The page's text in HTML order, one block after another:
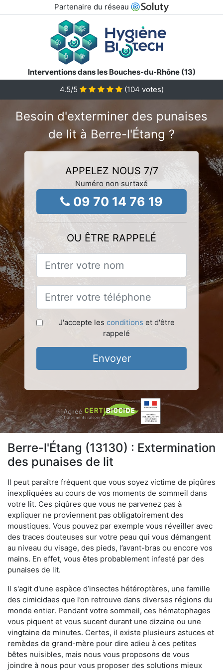
Partenaire du réseau
Interventions dans les Bouches-du-Rhône (13)
4.5/5 (104 votes)
Besoin d'exterminer des punaises
de lit à Berre-l'Étang ?
APPELEZ NOUS 7/7
Numéro non surtaxé
09 70 14 76 19
OU ÊTRE RAPPELÉ
J'accepte les conditions et d'être
rappelé
Envoyer
Berre-l'Étang (13130) : Extermination
des punaises de lit
Il peut paraître fréquent que vous soyez victime de piqûres
inexpliquées au cours de vos moments de sommeil dans
votre lit. Ces piqûres que vous ne parvenez pas à
expliquer ne proviennent pas obligatoirement des
moustiques. Vous pouvez par exemple vous réveiller avec
des traces douteuses sur votre peau qui vous démangent
au niveau du visage, des pieds, l’avant-bras ou encore vos
mains. En effet, vous êtes probablement infesté par des
punaises de lit.
Il s'agit d'une espèce d’insectes hétéroptères, une famille
des cimicidaes que l’on retrouve dans diverses régions du
monde entier. Pendant votre sommeil, ces hématophages
vous piquent et vous sucent durant une dizaine ou une
vingtaine de minutes. Certes, il existe plusieurs astuces et
remèdes de grand-mère pour dire adieu à ces petites
bêtes nuisibles, mais nous vous proposons de vous
joindre à nous pour vous proposer des solutions mieux